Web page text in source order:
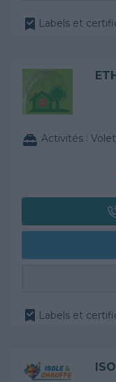
Labels et
Activités : Volet
Labels et